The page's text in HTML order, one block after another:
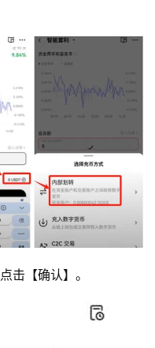
击【确认】。